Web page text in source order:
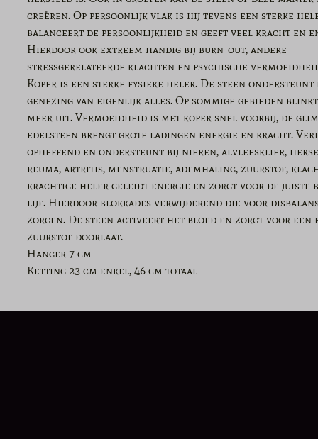
creëren. Op persoonlijk vlak is hij tevens een sterke
balanceert de persoonlijkheid en geeft veel kracht en
Hierdoor ook extreem handig bij burn-out, andere
stressgerelateerde klachten en psychische
Koper is een sterke fysieke heler. De steen ondersteunt
genezing van eigenlijk alles. Op sommige gebieden
meer uit. Vermoeidheid is met koper snel voorbij, de
edelsteen brengt grote ladingen energie en kracht.
opheffend en ondersteunt bij nieren, alvleesklier,
reuma, artritis, menstruatie, ademhaling, zuurstof,
krachtige heler geleidt energie en zorgt voor de juiste
lijf. Hierdoor blokkades verwijderend die voor
zorgen. De steen activeert het bloed en zorgt voor een
zuurstof doorlaat.
Hanger 7 cm
Ketting 23 cm enkel, 46 cm totaal